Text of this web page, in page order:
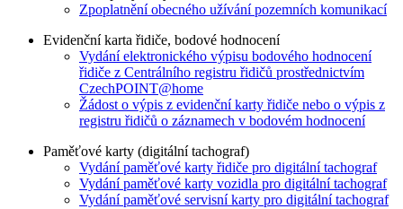
Zpoplatnění obecného užívání pozemních komunikací
Evidenční karta řidiče, bodové hodnocení
Vydání elektronického výpisu bodového hodnocení
řidiče z Centrálního registru řidičů prostřednictvím
CzechPOINT@home
Žádost o výpis z evidenční karty řidiče nebo o výpis z
registru řidičů o záznamech v bodovém hodnocení
Paměťové karty (digitální tachograf)
Vydání paměťové karty řidiče pro digitální tachograf
Vydání paměťové karty vozidla pro digitální tachograf
Vydání paměťové servisní karty pro digitální tachograf